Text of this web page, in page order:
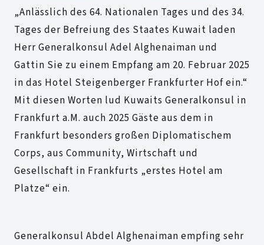
„Anlässlich des 64. Nationalen Tages und des 34.
Tages der Befreiung des Staates Kuwait laden
Herr Generalkonsul Adel Alghenaiman und
Gattin Sie zu einem Empfang am 20. Februar 2025
in das Hotel Steigenberger Frankfurter Hof ein.“
Mit diesen Worten lud Kuwaits Generalkonsul in
Frankfurt a.M. auch 2025 Gäste aus dem in
Frankfurt besonders großen Diplomatischem
Corps, aus Community, Wirtschaft und
Gesellschaft in Frankfurts „erstes Hotel am
Platze“ ein.
Generalkonsul Abdel Alghenaiman empfing sehr